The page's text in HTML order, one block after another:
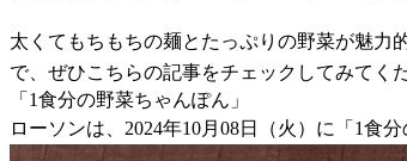
太くてもちもちの麺とたっぷりの野菜が魅力
で、ぜひこちらの記事をチェックしてみてく
「1食分の野菜ちゃんぽん」
ローソンは、2024年10月08日（火）に「1食